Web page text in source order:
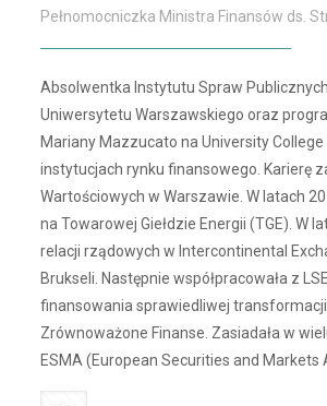
Pełnomocniczka Ministra Finansów ds.
Absolwentka Instytutu Spraw
Uniwersytetu Warszawskiego oraz
Mariany Mazzucato na University
instytucjach rynku finansowego. Karierę
Wartościowych w Warszawie. W latach
na Towarowej Giełdzie Energii (TGE). W
relacji rządowych w Intercontinental
Brukseli. Następnie współpracowała z
finansowania sprawiedliwej
Zrównoważone Finanse. Zasiadała w
ESMA (European Securities and Markets